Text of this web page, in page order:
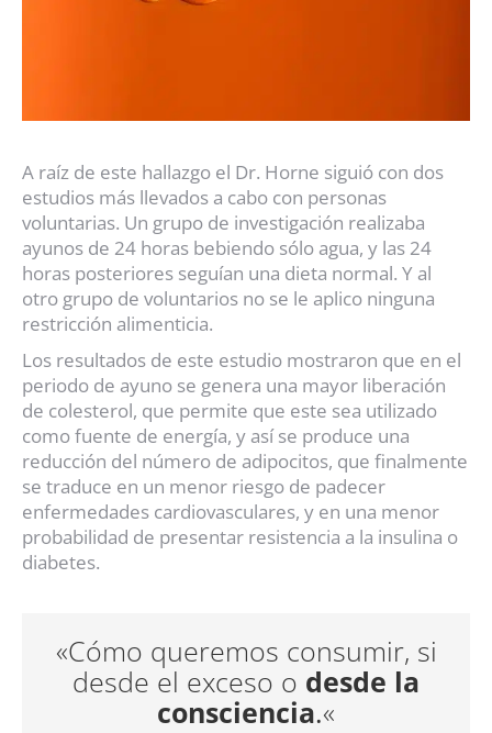
A raíz de este hallazgo el Dr. Horne siguió con dos
estudios más llevados a cabo con personas
voluntarias. Un grupo de investigación realizaba
ayunos de 24 horas bebiendo sólo agua, y las 24
horas posteriores seguían una dieta normal. Y al
otro grupo de voluntarios no se le aplico ninguna
restricción alimenticia.
Los resultados de este estudio mostraron que en el
periodo de ayuno se genera una mayor liberación
de colesterol, que permite que este sea utilizado
como fuente de energía, y así se produce una
reducción del número de adipocitos, que finalmente
se traduce en un menor riesgo de padecer
enfermedades cardiovasculares, y en una menor
probabilidad de presentar resistencia a la insulina o
diabetes.
«Cómo queremos consumir, si
desde el exceso o desde la
consciencia.«